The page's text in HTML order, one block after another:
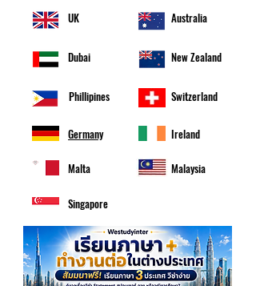
UK Australia
Dubai New Zealand
Phillipines Switzerland
Germany Ireland
Malta Malaysia
Singapore